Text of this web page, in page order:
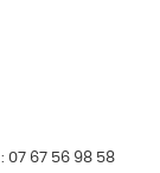
07 67 56 98 58